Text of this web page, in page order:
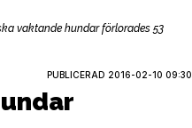
vaktande hundar förlorades 53
PUBLICERAD 2016-02-10 09:30